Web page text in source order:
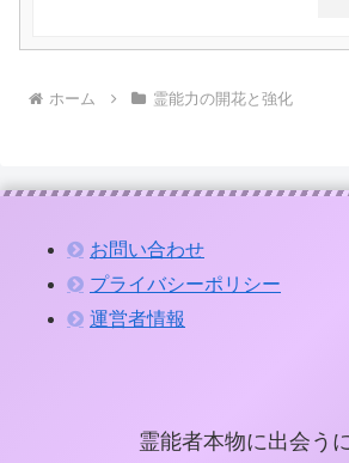
ホーム 霊能力の開花と強化
お問い合わせ
プライバシーポリシー
運営者情報
霊能者本物に出会う